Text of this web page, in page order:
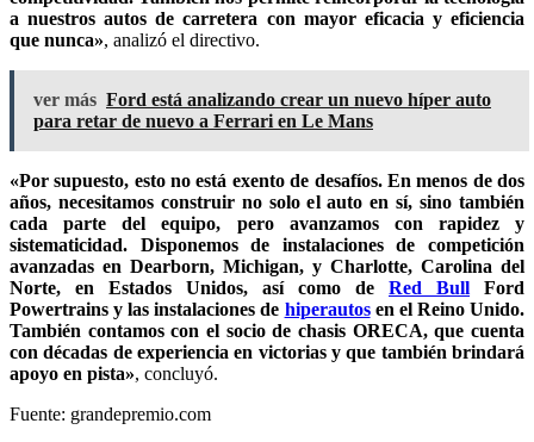
a nuestros autos de carretera con mayor eficacia y eficiencia
que nunca», analizó el directivo.
ver más Ford está analizando crear un nuevo híper auto
para retar de nuevo a Ferrari en Le Mans
«Por supuesto, esto no está exento de desafíos. En menos de dos
años, necesitamos construir no solo el auto en sí, sino también
cada parte del equipo, pero avanzamos con rapidez y
sistematicidad. Disponemos de instalaciones de competición
avanzadas en Dearborn, Michigan, y Charlotte, Carolina del
Norte, en Estados Unidos, así como de Red Bull Ford
Powertrains y las instalaciones de hiperautosen el Reino Unido.
También contamos con el socio de chasis ORECA, que cuenta
con décadas de experiencia en victorias y que también brindará
apoyo en pista», concluyó.
Fuente: grandepremio.com